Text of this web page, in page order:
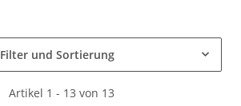
Filter und Sortierung
Artikel 1 - 13 von 13